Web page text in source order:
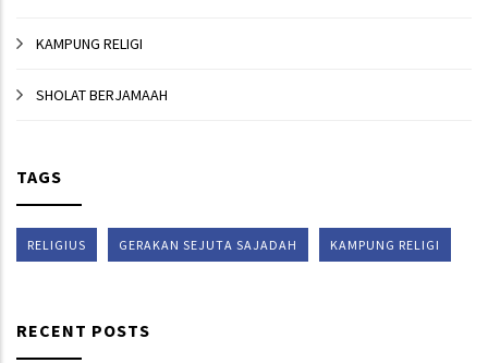
KAMPUNG RELIGI
SHOLAT BERJAMAAH
TAGS
RELIGIUS GERAKAN SEJUTA SAJADAH KAMPUNG RELIGI
RECENT POSTS